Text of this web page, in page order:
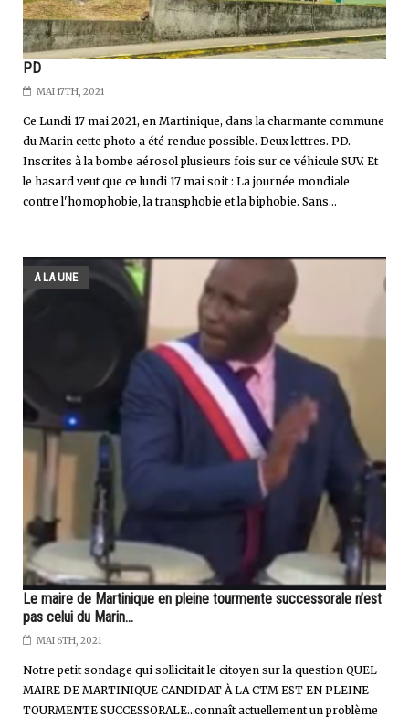
PD
MAI 17TH, 2021
Ce Lundi 17 mai 2021, en Martinique, dans la charmante commune
du Marin cette photo a été rendue possible. Deux lettres. PD.
Inscrites à la bombe aérosol plusieurs fois sur ce véhicule SUV. Et
le hasard veut que ce lundi 17 mai soit : La journée mondiale
contre l'homophobie, la transphobie et la biphobie. Sans...
A LA UNE
Le maire de Martinique en pleine tourmente successorale n’est
pas celui du Marin…
MAI 6TH, 2021
Notre petit sondage qui sollicitait le citoyen sur la question QUEL
MAIRE DE MARTINIQUE CANDIDAT À LA CTM EST EN PLEINE
TOURMENTE SUCCESSORALE…connaît actuellement un problème